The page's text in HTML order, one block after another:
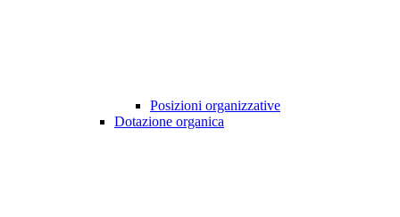
Posizioni organizzative
Dotazione organica